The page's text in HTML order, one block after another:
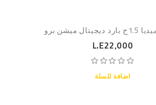
ميشن برو
L.E22,000
اضافة للسلة